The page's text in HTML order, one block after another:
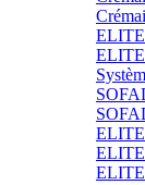
ELITE
ELITE
ELITE
ELITE
ELITE